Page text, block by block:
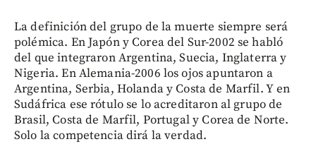
La definición del grupo de la muerte siempre será
polémica. En Japón y Corea del Sur-2002 se habló
del que integraron Argentina, Suecia, Inglaterra y
Nigeria. En Alemania-2006 los ojos apuntaron a
Argentina, Serbia, Holanda y Costa de Marfil. Y en
Sudáfrica ese rótulo se lo acreditaron al grupo de
Brasil, Costa de Marfil, Portugal y Corea de Norte.
Solo la competencia dirá la verdad.